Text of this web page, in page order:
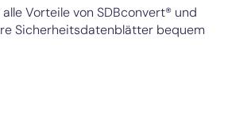
Vorteile von SDBconvert® und
Sicherheitsdatenblätter bequem